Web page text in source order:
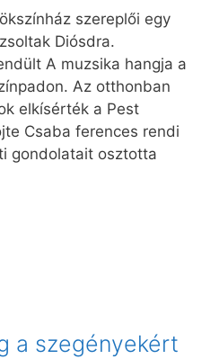
szereplői egy
Diósdra.
A muzsika hangja a
Az otthonban
elkísérték a Pest
Csaba ferences rendi
gondolatait osztotta
a szegényekért